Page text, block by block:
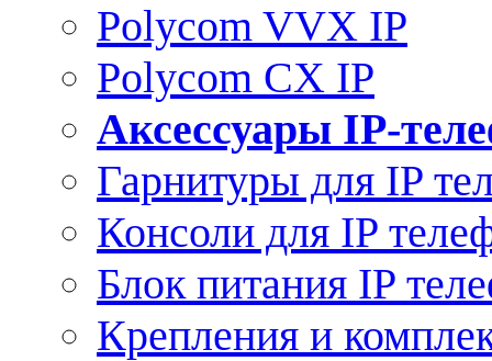
Polycom VVX IP
Polycom CX IP
Аксессуары IP-
Гарнитуры для IP
Консоли для IP
Блок питания IP
Крепления и